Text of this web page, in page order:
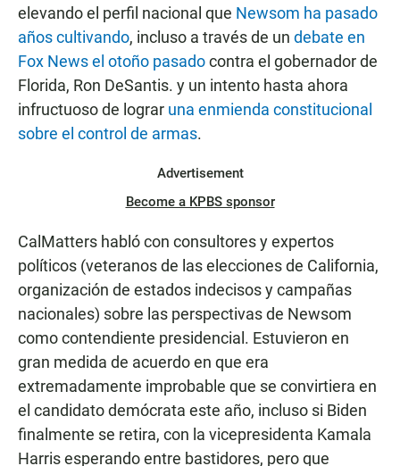
elevando el perfil nacional que Newsom ha pasado
años cultivando, incluso a través de un debate en
Fox News el otoño pasadocontra el gobernador de
Florida, Ron DeSantis. y un intento hasta ahora
infructuoso de lograr una enmienda constitucional
sobre el control de armas.
Advertisement
Become a KPBS sponsor
CalMatters habló con consultores y expertos
políticos (veteranos de las elecciones de California,
organización de estados indecisos y campañas
nacionales) sobre las perspectivas de Newsom
como contendiente presidencial. Estuvieron en
gran medida de acuerdo en que era
extremadamente improbable que se convirtiera en
el candidato demócrata este año, incluso si Biden
finalmente se retira, con la vicepresidenta Kamala
Harris esperando entre bastidores, pero que